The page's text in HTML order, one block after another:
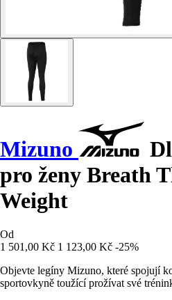
Mizuno
pro ženy Breath
Weight
Od
1 501,00 Kč 1 123,00 Kč -25%
Objevte legíny Mizuno, které spojují
sportovkyně toužící prožívat své